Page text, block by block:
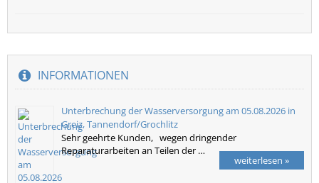
INFORMATIONEN
Unterbrechung der Wasserversorgung am 05.08.2026 in
Greiz, Tannendorf/Grochlitz
Sehr geehrte Kunden, wegen dringender
Reparaturarbeiten an Teilen der …
weiterlesen »